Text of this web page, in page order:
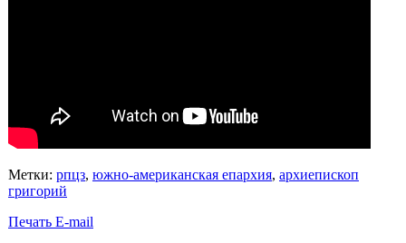
Метки: рпцз, южно-американская епархия, архиепископ
григорий
Печать E-mail